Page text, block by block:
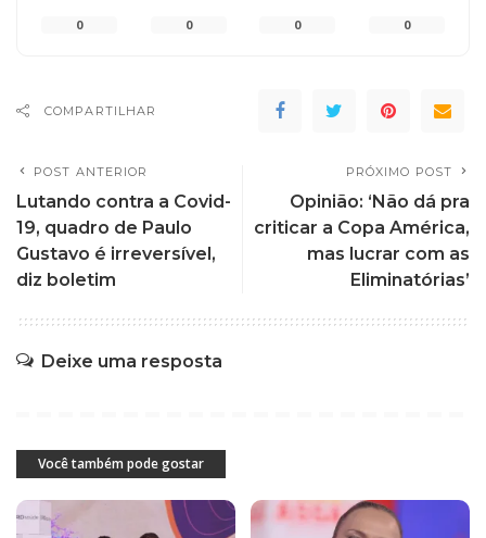
0 0 0 0
COMPARTILHAR
POST ANTERIOR
Lutando contra a Covid-
19, quadro de Paulo
Gustavo é irreversível,
diz boletim
PRÓXIMO POST
Opinião: ‘Não dá pra
criticar a Copa América,
mas lucrar com as
Eliminatórias’
Deixe uma resposta
Você também pode gostar